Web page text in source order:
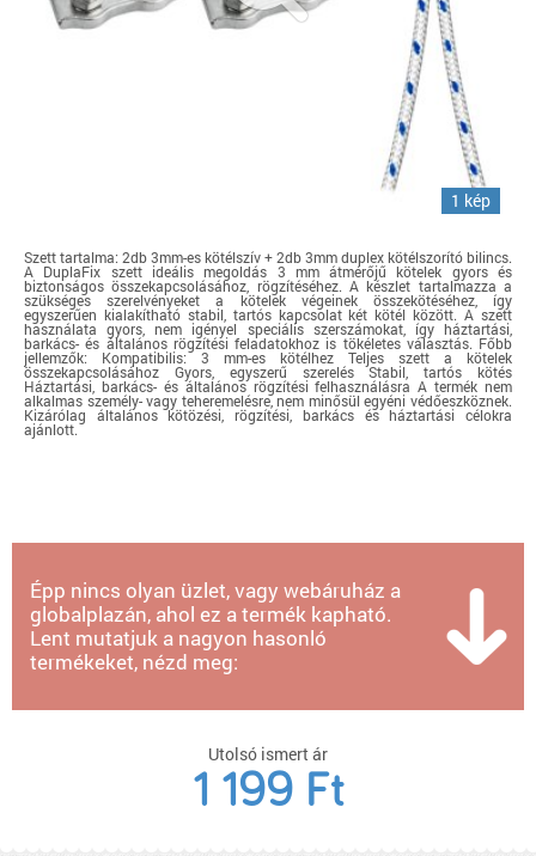
1 kép
Szett tartalma: 2db 3mm-es kötélszív + 2db 3mm duplex kötélszorító bilincs.
A DuplaFix szett ideális megoldás 3 mm átmérőjű kötelek gyors és
biztonságos összekapcsolásához, rögzítéséhez. A készlet tartalmazza a
szükséges szerelvényeket a kötelek végeinek összekötéséhez, így
egyszerűen kialakítható stabil, tartós kapcsolat két kötél között. A szett
használata gyors, nem igényel speciális szerszámokat, így háztartási,
barkács- és általános rögzítési feladatokhoz is tökéletes választás. Főbb
jellemzők: Kompatibilis: 3 mm-es kötélhez Teljes szett a kötelek
összekapcsolásához Gyors, egyszerű szerelés Stabil, tartós kötés
Háztartási, barkács- és általános rögzítési felhasználásra A termék nem
alkalmas személy- vagy teheremelésre, nem minősül egyéni védőeszköznek.
Kizárólag általános kötözési, rögzítési, barkács és háztartási célokra
ajánlott.
Épp nincs olyan üzlet, vagy webáruház a
globalplazán, ahol ez a termék kapható.
Lent mutatjuk a nagyon hasonló
termékeket, nézd meg:
Utolsó ismert ár
1 199 Ft